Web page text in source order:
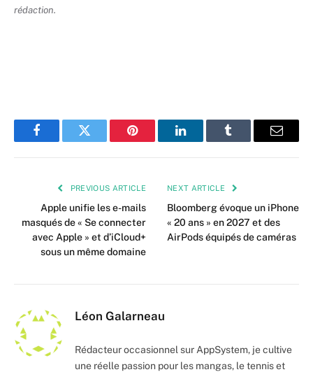
rédaction.
FacebookTwitter Pinterest LinkedInTumblr Email
PREVIOUS ARTICLE
Apple unifie les e-mails
masqués de « Se connecter
avec Apple » et d’iCloud+
sous un même domaine
NEXT ARTICLE
Bloomberg évoque un iPhone
« 20 ans » en 2027 et des
AirPods équipés de caméras
Léon Galarneau
Rédacteur occasionnel sur AppSystem, je cultive
une réelle passion pour les mangas, le tennis et